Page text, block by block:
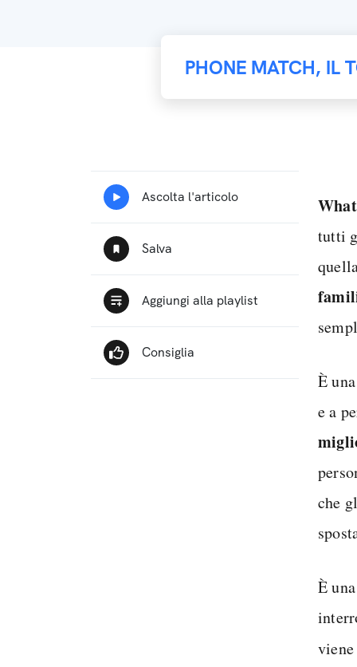
PHONE MATCH, IL
tutti
È
e a
che
È